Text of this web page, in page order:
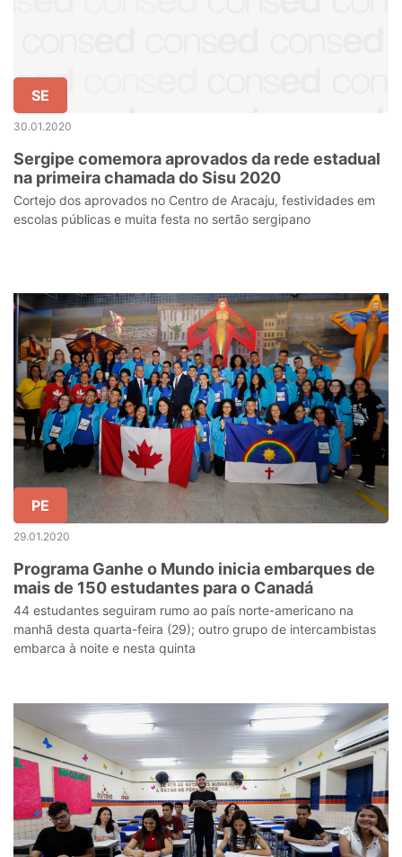
SE
30.01.2020
Sergipe comemora aprovados da rede estadual
na primeira chamada do Sisu 2020
Cortejo dos aprovados no Centro de Aracaju, festividades em
escolas públicas e muita festa no sertão sergipano
PE
29.01.2020
Programa Ganhe o Mundo inicia embarques de
mais de 150 estudantes para o Canadá
44 estudantes seguiram rumo ao país norte-americano na
manhã desta quarta-feira (29); outro grupo de intercambistas
embarca à noite e nesta quinta